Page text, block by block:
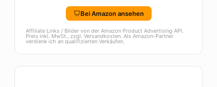
Bei Amazon ansehen
Affiliate Links / Bilder von der Amazon Product Advertising API.
Preis inkl. MwSt., zzgl. Versandkosten. Als Amazon-Partner
verdiene ich an qualifizierten Verkäufen.